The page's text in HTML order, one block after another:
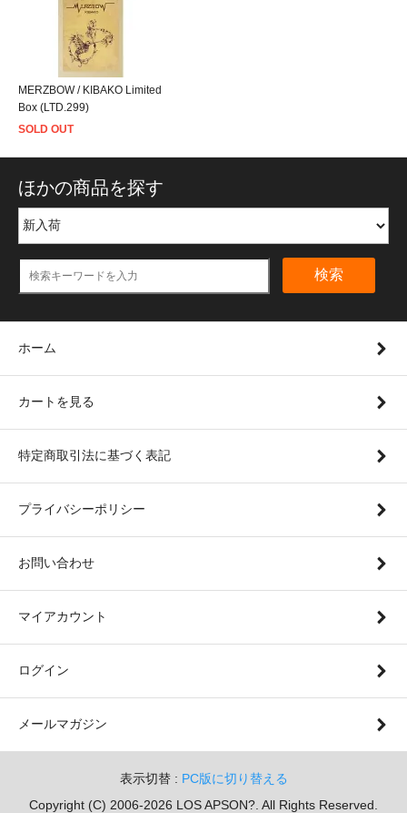
MERZBOW / KIBAKO Limited
Box (LTD.299)
SOLD OUT
ほかの商品を探す
検索
ホーム
カートを見る
特定商取引法に基づく表記
プライバシーポリシー
お問い合わせ
マイアカウント
ログイン
メールマガジン
表示切替 : PC版に切り替える
Copyright (C) 2006-2026 LOS APSON?. All Rights Reserved.